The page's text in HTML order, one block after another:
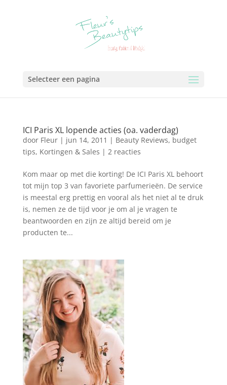
Selecteer een pagina
ICI Paris XL lopende acties (oa. vaderdag)
door Fleur| jun 14, 2011 | Beauty Reviews, budget
tips, Kortingen & Sales | 2 reacties
Kom maar op met die korting! De ICI Paris XL behoort
tot mijn top 3 van favoriete parfumerieën. De service
is meestal erg prettig en vooral als het niet al te druk
is, nemen ze de tijd voor je om al je vragen te
beantwoorden en zijn ze altijd bereid om je
producten te...